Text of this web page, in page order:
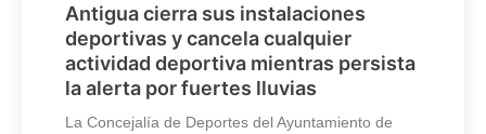
Antigua cierra sus instalaciones
deportivas y cancela cualquier
actividad deportiva mientras persista
la alerta por fuertes lluvias
La Concejalía de Deportes del Ayuntamiento de